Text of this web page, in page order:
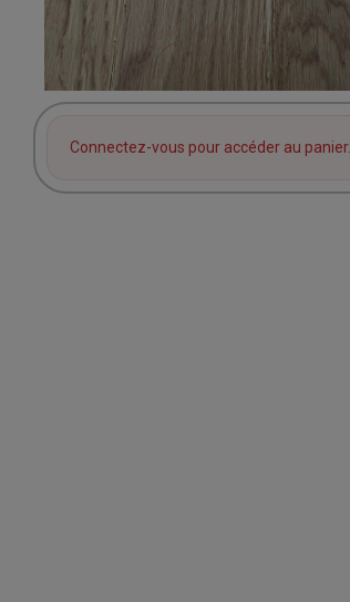
Connectez-vous pour accéder au panier.